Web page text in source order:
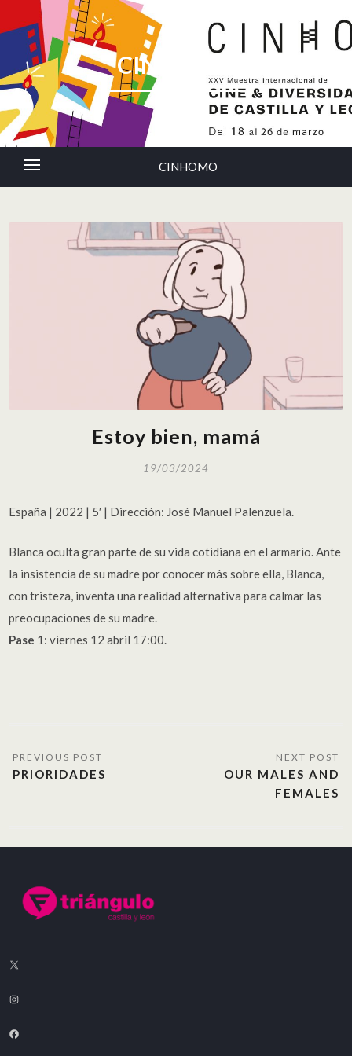
CINHOMO
CINHOMO
Estoy bien, mamá
19/03/2024
España | 2022 | 5′ | Dirección: José Manuel Palenzuela.
Blanca oculta gran parte de su vida cotidiana en el armario. Ante
la insistencia de su madre por conocer más sobre ella, Blanca,
con tristeza, inventa una realidad alternativa para calmar las
preocupaciones de su madre.
Pase 1: viernes 12 abril 17:00.
PRIORIDADES
OUR MALES AND
FEMALES